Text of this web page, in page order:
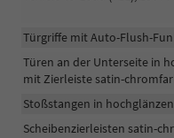
Türgriffe mit Auto-Flush-
Türen an der Unterseite in
mit Zierleiste satin-
Stoßstangen in
Scheibenzierleisten satin-